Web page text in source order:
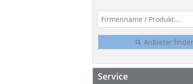
Anbieter
Service